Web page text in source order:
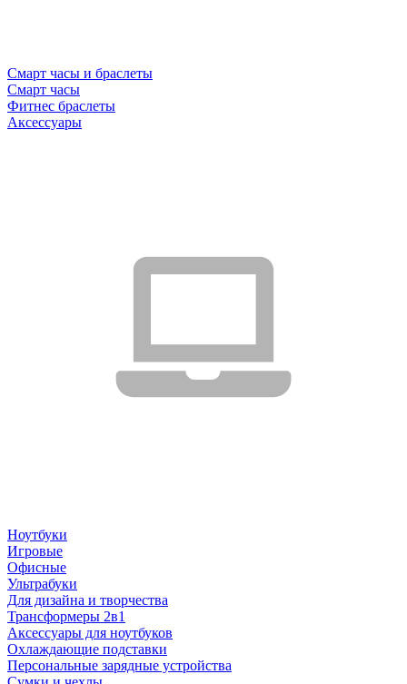
Смарт часы и браслеты
Смарт часы
Фитнес браслеты
Аксессуары
Ноутбуки
Игровые
Офисные
Ультрабуки
Для дизайна и творчества
Трансформеры 2в1
Аксессуары для ноутбуков
Охлаждающие подставки
Персональные зарядные устройства